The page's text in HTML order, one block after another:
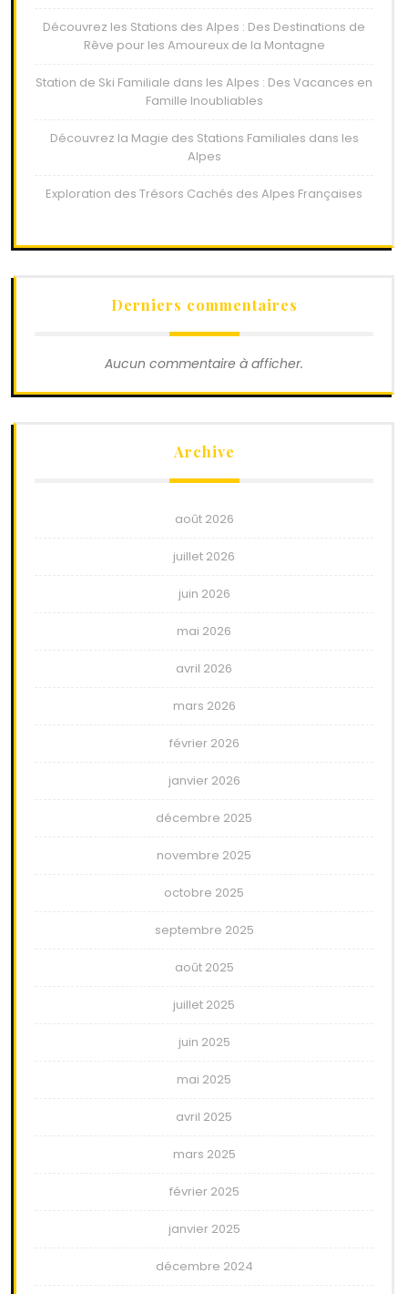
Découvrez les Stations des Alpes : Des Destinations de
Rêve pour les Amoureux de la Montagne
Station de Ski Familiale dans les Alpes : Des Vacances en
Famille Inoubliables
Découvrez la Magie des Stations Familiales dans les
Alpes
Exploration des Trésors Cachés des Alpes Françaises
Derniers commentaires
Aucun commentaire à afficher.
Archive
août 2026
juillet 2026
juin 2026
mai 2026
avril 2026
mars 2026
février 2026
janvier 2026
décembre 2025
novembre 2025
octobre 2025
septembre 2025
août 2025
juillet 2025
juin 2025
mai 2025
avril 2025
mars 2025
février 2025
janvier 2025
décembre 2024